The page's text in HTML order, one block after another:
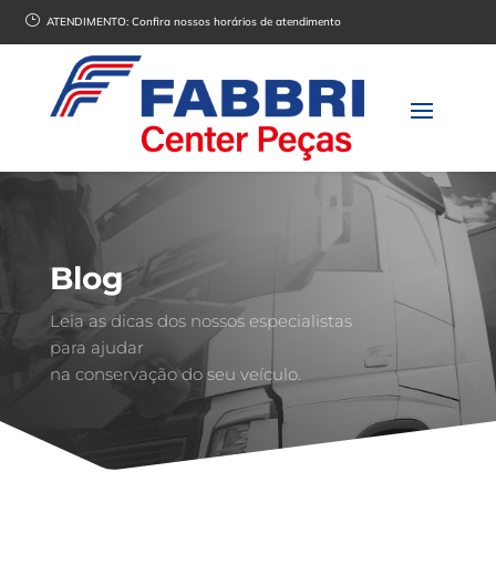
} ATENDIMENTO:Confira nossos horários de atendimento
Blog
Leia as dicas dos nossos especialistas
para ajudar
na conservação do seu veículo.